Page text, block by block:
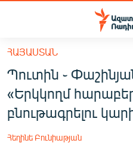
Մատչելիության
հիմնական
բովանդակությանը
Անցնել
հիմնական
մենյուին
ՀԱՅԱՍՏԱՆ
ՔԱՂԱՔԱԿԱՆ
ՀԱՅԱՍՏԱՆ
Պուտին ֊
«Երկկողմ
բնութագրելու
Հեղինե Բունիաթյան